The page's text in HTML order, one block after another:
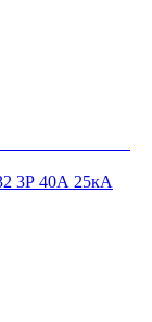
3Р 40А 25кА